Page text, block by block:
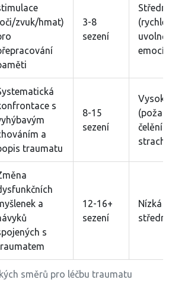
směrů pro léčbu traumatu
zvuk/hmat)
3-8
sezení
Střední
(rychlé
emocí)
s
a
traumatu
8-15
sezení
Vysoká
čelění
a
s
12-16+
sezení
Nízká
střední